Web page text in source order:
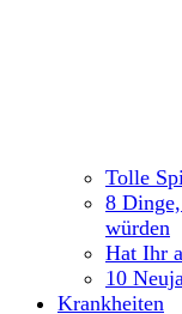
Tolle
8
würden
Hat Ihr
10
Krankheiten